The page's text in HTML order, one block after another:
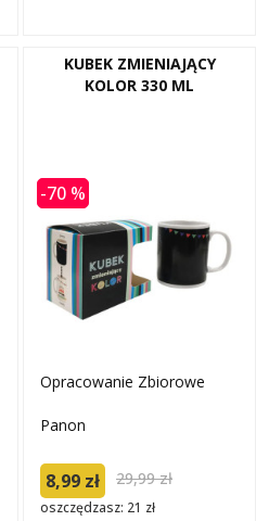
KUBEK ZMIENIAJĄCY
KOLOR 330 ML
-70 %
Opracowanie Zbiorowe
Panon
8,99 zł 29,99 zł
oszczędzasz: 21 zł